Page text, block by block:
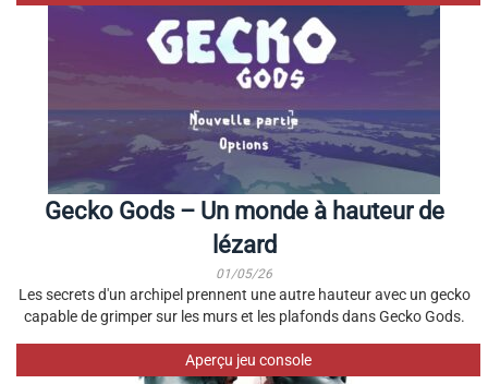
Gecko Gods – Un monde à hauteur de
lézard
01/05/26
Les secrets d'un archipel prennent une autre hauteur avec un gecko
capable de grimper sur les murs et les plafonds dans Gecko Gods.
Aperçu jeu console